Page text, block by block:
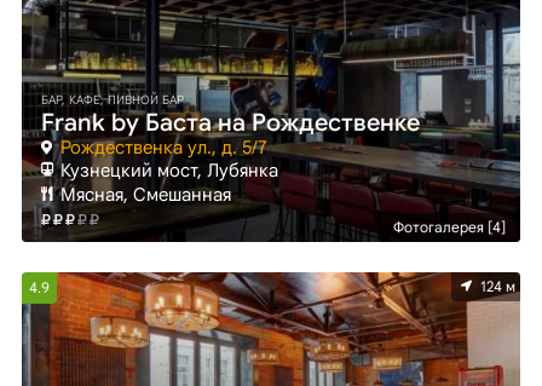
Фотогалерея [4]
БАР, КАФЕ, ПИВНОЙ БАР
Frank by Баста на Рождественке
Рождественка ул., д. 5/7
Кузнецкий мост, Лубянка
Мясная, Смешанная
4.9 124 м